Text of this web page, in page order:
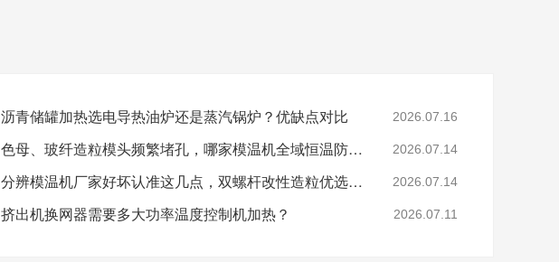
沥青储罐加热选电导热油炉还是蒸汽锅炉？优缺点对比 2026.07.16
色母、玻纤造粒模头频繁堵孔，哪家模温机全域恒温防积碳？ 2026.07.14
分辨模温机厂家好坏认准这几点，双螺杆改性造粒优选珞石机械 2026.07.14
挤出机换网器需要多大功率温度控制机加热？ 2026.07.11